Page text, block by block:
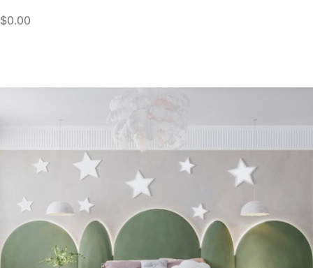
$0.00